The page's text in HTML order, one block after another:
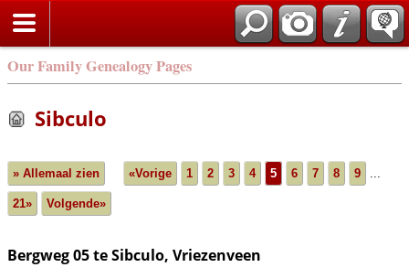
Our Family Genealogy Pages
Sibculo
» Allemaal zien «Vorige 1 2 3 4 5 6 7 8 9 ...
21» Volgende»
Bergweg 05 te Sibculo, Vriezenveen